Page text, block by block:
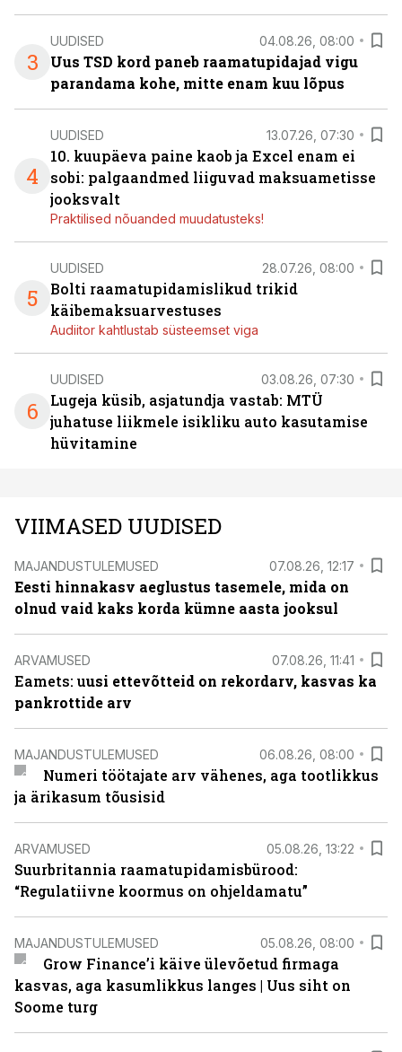
3
UUDISED 04.08.26, 08:00
Uus TSD kord paneb raamatupidajad vigu
parandama kohe, mitte enam kuu lõpus
4
UUDISED 13.07.26, 07:30
10. kuupäeva paine kaob ja Excel enam ei
sobi: palgaandmed liiguvad maksuametisse
jooksvalt
Praktilised nõuanded muudatusteks!
5
UUDISED 28.07.26, 08:00
Bolti raamatupidamislikud trikid
käibemaksuarvestuses
Audiitor kahtlustab süsteemset viga
6
UUDISED 03.08.26, 07:30
Lugeja küsib, asjatundja vastab: MTÜ
juhatuse liikmele isikliku auto kasutamise
hüvitamine
VIIMASED UUDISED
MAJANDUSTULEMUSED 07.08.26, 12:17
Eesti hinnakasv aeglustus tasemele, mida on
olnud vaid kaks korda kümne aasta jooksul
ARVAMUSED 07.08.26, 11:41
Eamets: uusi ettevõtteid on rekordarv, kasvas ka
pankrottide arv
MAJANDUSTULEMUSED 06.08.26, 08:00
Numeri töötajate arv vähenes, aga tootlikkus
ja ärikasum tõusisid
ARVAMUSED 05.08.26, 13:22
Suurbritannia raamatupidamisbürood:
“Regulatiivne koormus on ohjeldamatu”
MAJANDUSTULEMUSED 05.08.26, 08:00
Grow Finance’i käive ülevõetud firmaga
kasvas, aga kasumlikkus langes | Uus siht on
Soome turg